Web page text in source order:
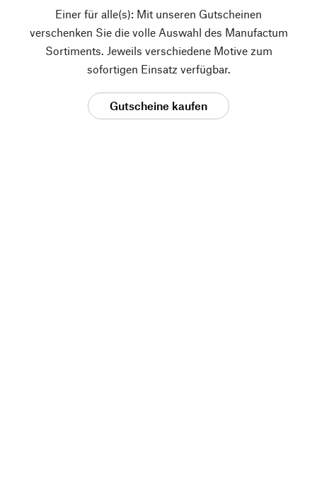
Einer für alle(s): Mit unseren Gutscheinen
verschenken Sie die volle Auswahl des Manufactum
Sortiments. Jeweils verschiedene Motive zum
sofortigen Einsatz verfügbar.
Gutscheine kaufen